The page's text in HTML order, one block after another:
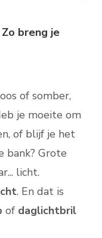
breng je
of somber,
je moeite om
of blijf je het
bank? Grote
licht.
. En dat is
of daglichtbril